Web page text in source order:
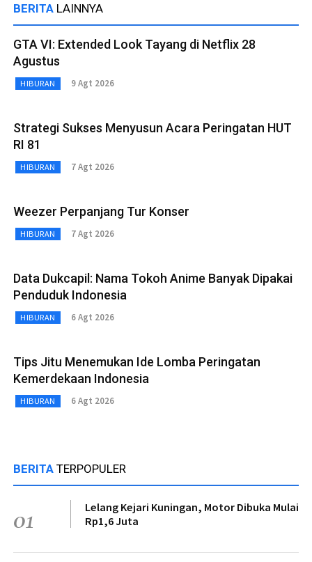
BERITA LAINNYA
GTA VI: Extended Look Tayang di Netflix 28
Agustus
HIBURAN 9 Agt 2026
Strategi Sukses Menyusun Acara Peringatan HUT
RI 81
HIBURAN 7 Agt 2026
Weezer Perpanjang Tur Konser
HIBURAN 7 Agt 2026
Data Dukcapil: Nama Tokoh Anime Banyak Dipakai
Penduduk Indonesia
HIBURAN 6 Agt 2026
Tips Jitu Menemukan Ide Lomba Peringatan
Kemerdekaan Indonesia
HIBURAN 6 Agt 2026
BERITA TERPOPULER
01
Lelang Kejari Kuningan, Motor Dibuka Mulai
Rp1,6 Juta